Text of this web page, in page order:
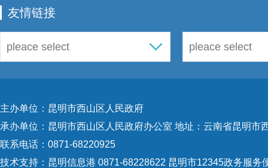
友情链接
主办单位：昆明市西山区人民政府
承办单位：昆明市西山区人民政府办公室 地址：云南省昆明市
联系电话：0871-68220925
技术支持： 昆明信息港 0871-68228622 昆明市12345政务服务